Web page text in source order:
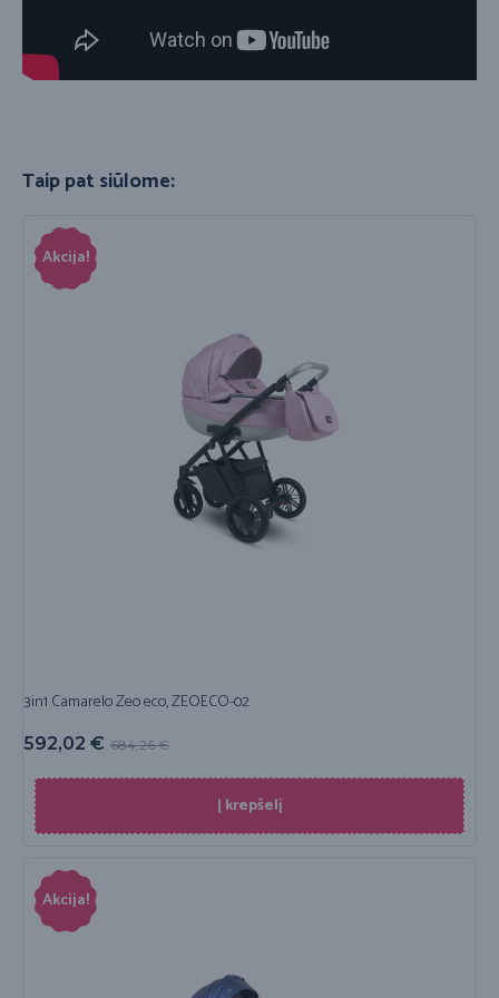
Taip pat siūlome:
Akcija!
3in1 Camarelo Zeo eco, ZEOECO-02
684,26€
592,02 €
Į krepšelį
Akcija!